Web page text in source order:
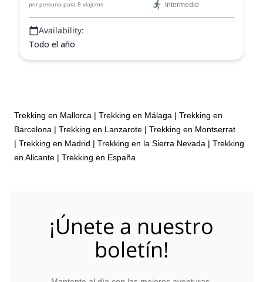
por persona para 8 viajeros
Intermedio
Availability:
Todo el año
Trekking en Mallorca | Trekking en Málaga | Trekking en
Barcelona | Trekking en Lanzarote | Trekking en Montserrat
| Trekking en Madrid | Trekking en la Sierra Nevada | Trekking
en Alicante | Trekking en España
¡Únete a nuestro
boletín!